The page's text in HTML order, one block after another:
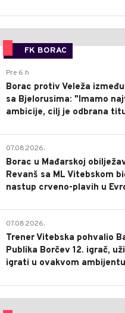
FK BORAC
Pre 6 h
Borac protiv Veleža
sa Bjelorusima: "Imamo
ambicije, cilj je odbrana
07.08.2026.
Borac u Mađarskoj
Revanš sa ML Vitebskom
nastup crveno-plavih u
07.08.2026.
Trener Vitebska pohvalio
Publika Borčev 12. igrač,
igrati u ovakvom ambijentu